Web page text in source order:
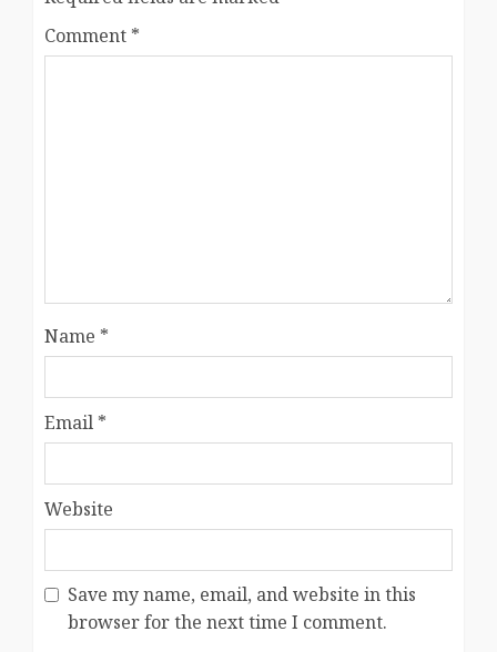
Comment *
Name *
Email *
Website
Save my name, email, and website in this
browser for the next time I comment.